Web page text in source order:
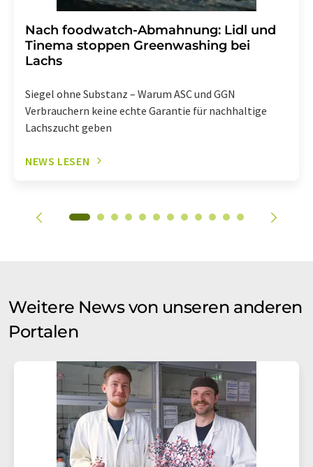
Nach foodwatch-Abmahnung: Lidl und
Tinema stoppen Greenwashing bei
Lachs
Siegel ohne Substanz – Warum ASC und GGN
Verbrauchern keine echte Garantie für nachhaltige
Lachszucht geben
NEWS LESEN
Weitere News von unseren anderen
Portalen